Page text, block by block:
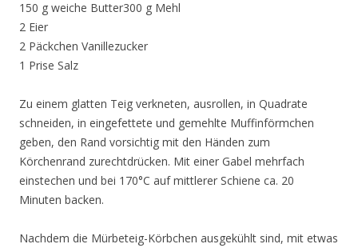
150 g weiche Butter300 g Mehl
2 Eier
2 Päckchen Vanillezucker
1 Prise Salz
Zu einem glatten Teig verkneten, ausrollen, in Quadrate
schneiden, in eingefettete und gemehlte Muffinförmchen
geben, den Rand vorsichtig mit den Händen zum
Körchenrand zurechtdrücken. Mit einer Gabel mehrfach
einstechen und bei 170°C auf mittlerer Schiene ca. 20
Minuten backen.
Nachdem die Mürbeteig-Körbchen ausgekühlt sind, mit etwas